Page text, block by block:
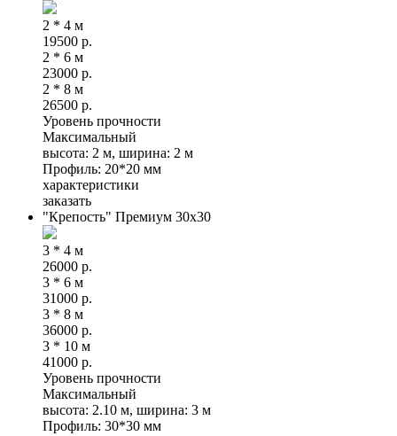
2 * 4 м
19500 р.
2 * 6 м
23000 р.
2 * 8 м
26500 р.
Уровень прочности
Максимальный
высота: 2 м, ширина: 2 м
Профиль: 20*20 мм
характеристики
заказать
"Крепость" Премиум 30x30
3 * 4 м
26000 р.
3 * 6 м
31000 р.
3 * 8 м
36000 р.
3 * 10 м
41000 р.
Уровень прочности
Максимальный
высота: 2.10 м, ширина: 3 м
Профиль: 30*30 мм